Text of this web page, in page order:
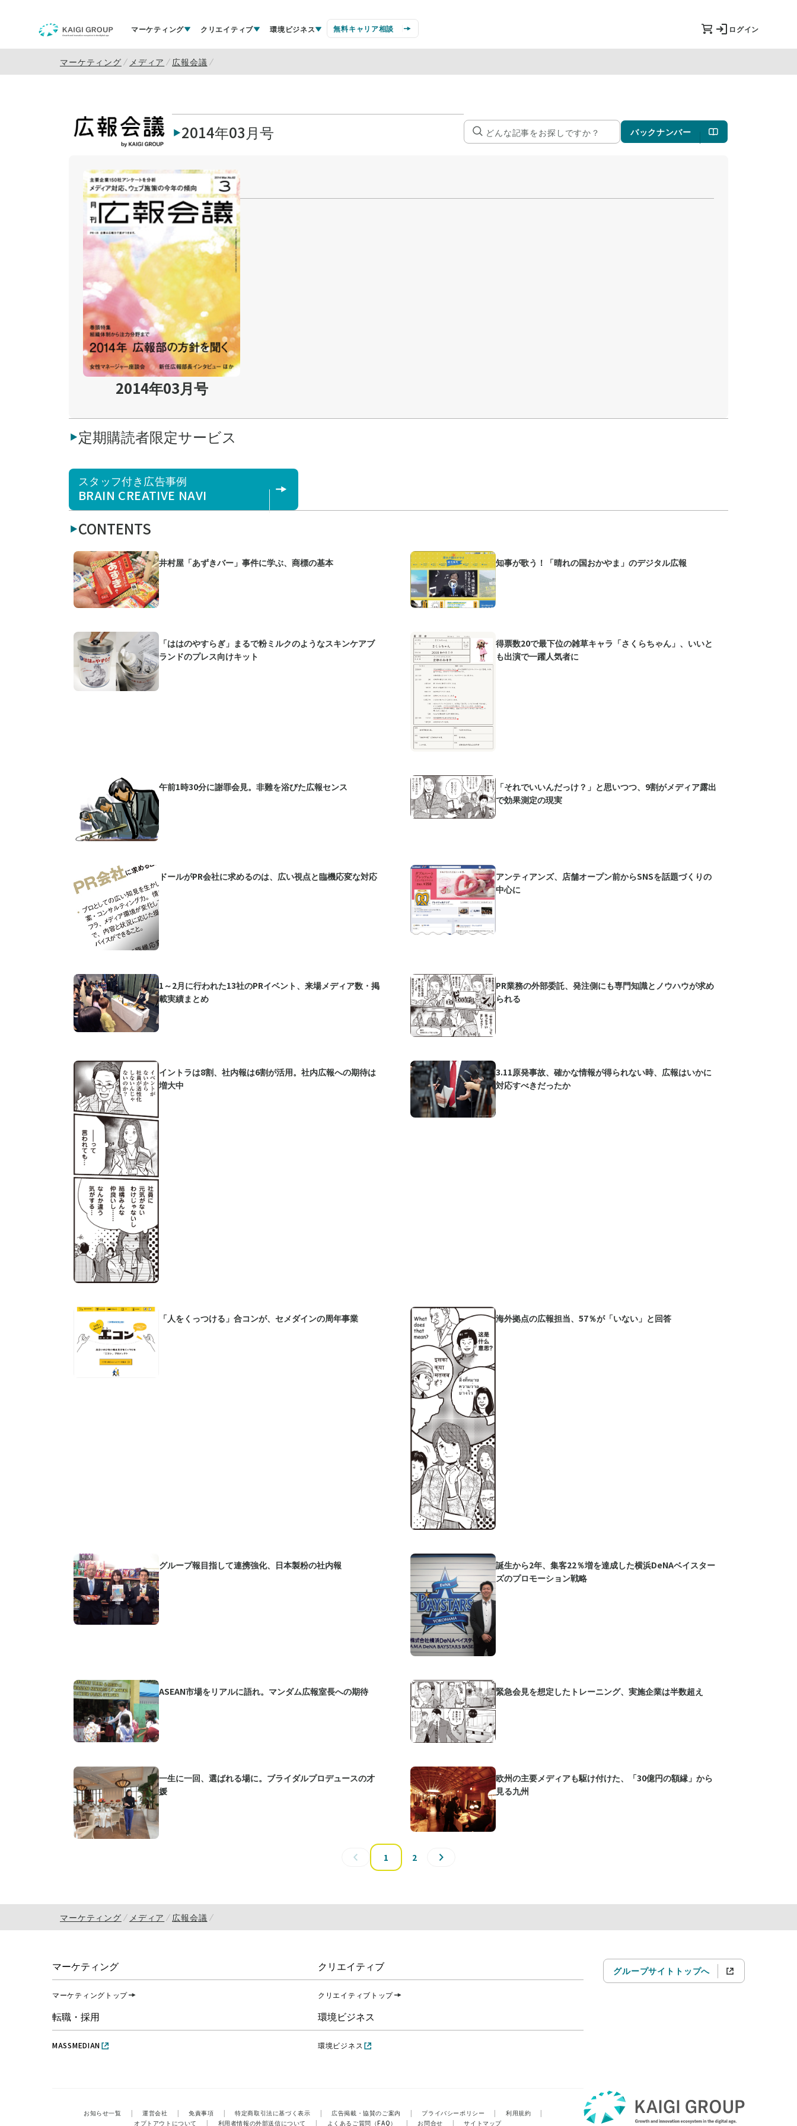
マーケティング クリエイティブ 環境ビジネス 無料キャリア相談 ログイン
マーケティング メディア 広報会議
2014年03月号 バックナンバー
2014年03月号
定期購読者限定サービス
スタッフ付き広告事例
BRAIN CREATIVE NAVI
CONTENTS
井村屋「あずきバー」事件に学ぶ、商標の基本 知事が歌う！「晴れの国おかやま」のデジタル広報
「ははのやすらぎ」まるで粉ミルクのようなスキンケアブ
ランドのプレス向けキット
得票数20で最下位の雑草キャラ「さくらちゃん」、いいと
も出演で一躍人気者に
午前1時30分に謝罪会見。非難を浴びた広報センス
「それでいいんだっけ？」と思いつつ、9割がメディア露出
で効果測定の現実
ドールがPR会社に求めるのは、広い視点と臨機応変な対応
アンティアンズ、店舗オープン前からSNSを話題づくりの
中心に
1～2月に行われた13社のPRイベント、来場メディア数・掲
載実績まとめ
PR業務の外部委託、発注側にも専門知識とノウハウが求め
られる
イントラは8割、社内報は6割が活用。社内広報への期待は
増大中
3.11原発事故、確かな情報が得られない時、広報はいかに
対応すべきだったか
「人をくっつける」合コンが、セメダインの周年事業 海外拠点の広報担当、57％が「いない」と回答
グループ報目指して連携強化、日本製粉の社内報
誕生から2年、集客22％増を達成した横浜DeNAベイスター
ズのプロモーション戦略
ASEAN市場をリアルに語れ。マンダム広報室長への期待 緊急会見を想定したトレーニング、実施企業は半数超え
一生に一回、選ばれる場に。ブライダルプロデュースの才
媛
欧州の主要メディアも駆け付けた、「30億円の額縁」から
見る九州
1 2
マーケティング メディア 広報会議
マーケティング
マーケティングトップ
クリエイティブ
クリエイティブトップ
転職・採用
MASSMEDIAN
環境ビジネス
環境ビジネス
お知らせ一覧 | 運営会社 | 免責事項 | 特定商取引法に基づく表示 | 広告掲載・協賛のご案内 | プライバシーポリシー | 利用規約
|
オプトアウトについて
| 利用者情報の外部送信について | よくあるご質問（FAQ） | お問合せ | サイトマップ
グループサイトトップへ